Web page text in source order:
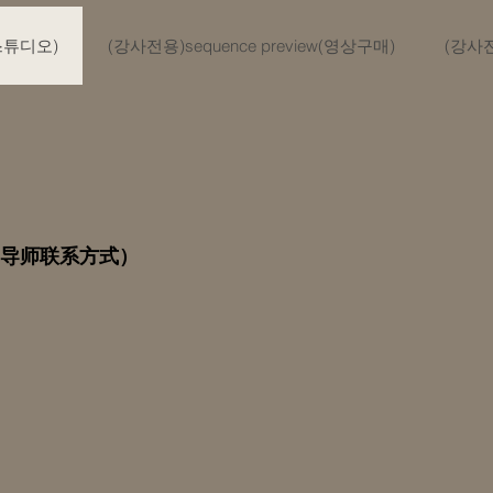
디오) (강사전용)sequence preview(영상구매) (강사
师联系方式）